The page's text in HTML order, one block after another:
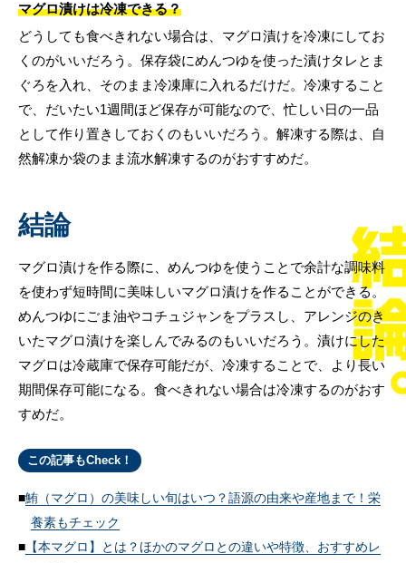
マグロ漬けは冷凍できる？
どうしても食べきれない場合は、マグロ漬けを冷凍にしてお
くのがいいだろう。保存袋にめんつゆを使った漬けタレとま
ぐろを入れ、そのまま冷凍庫に入れるだけだ。冷凍すること
で、だいたい1週間ほど保存が可能なので、忙しい日の一品
として作り置きしておくのもいいだろう。解凍する際は、自
然解凍か袋のまま流水解凍するのがおすすめだ。
結論
マグロ漬けを作る際に、めんつゆを使うことで余計な調味料
を使わず短時間に美味しいマグロ漬けを作ることができる。
めんつゆにごま油やコチュジャンをプラスし、アレンジのき
いたマグロ漬けを楽しんでみるのもいいだろう。漬けにした
マグロは冷蔵庫で保存可能だが、冷凍することで、より長い
期間保存可能になる。食べきれない場合は冷凍するのがおす
すめだ。
この記事もCheck！
鮪（マグロ）の美味しい旬はいつ？語源の由来や産地まで！栄
養素もチェック
【本マグロ】とは？ほかのマグロとの違いや特徴、おすすめレ